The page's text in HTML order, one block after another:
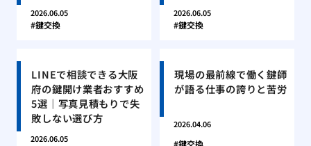
2026.06.05
鍵交換
2026.06.05
鍵交換
LINEで相談できる大阪
府の鍵開け業者おすすめ
5選｜写真見積もりで失
敗しない選び方
2026.06.05
現場の最前線で働く鍵師
が語る仕事の誇りと苦労
2026.04.06
鍵交換